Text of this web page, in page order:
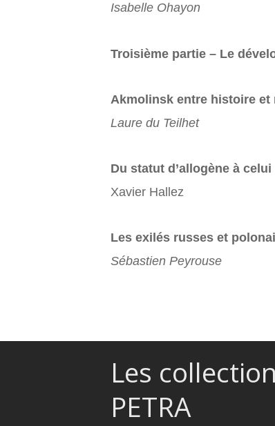
Isabelle Ohayon
Troisième partie – Le
Akmolinsk entre histoire et
Laure du Teilhet
Du statut d’allogène à
Xavier Hallez
Les exilés russes et
Sébastien Peyrouse
Les
PETRA